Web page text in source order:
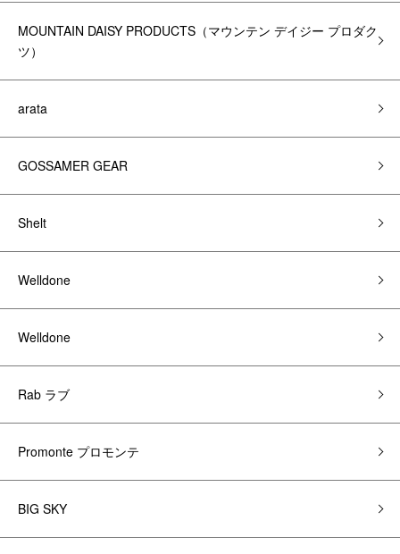
MOUNTAIN DAISY PRODUCTS（マウンテン デイジー プロダク
ツ）
arata
GOSSAMER GEAR
Shelt
Welldone
Welldone
Rab ラブ
Promonte プロモンテ
BIG SKY